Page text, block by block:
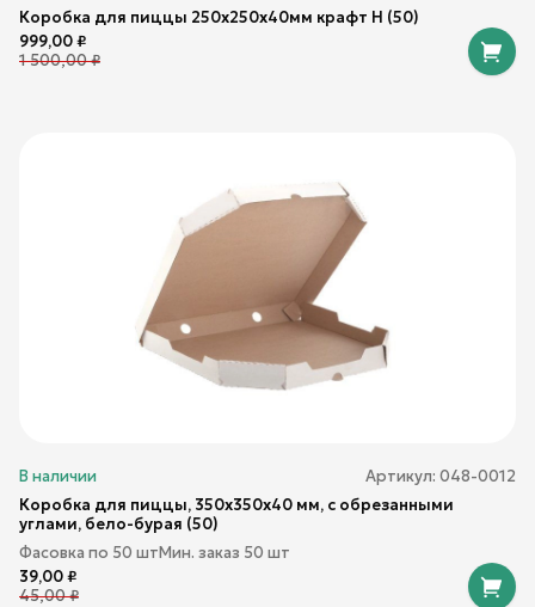
Коробка для пиццы 250х250х40мм крафт Н (50)
999,00₽
1 500,00₽
В наличии Артикул: 048-0012
Коробка для пиццы, 350х350х40 мм, с обрезанными
углами, бело-бурая (50)
Фасовка по 50 штМин. заказ 50 шт
39,00₽
45,00₽